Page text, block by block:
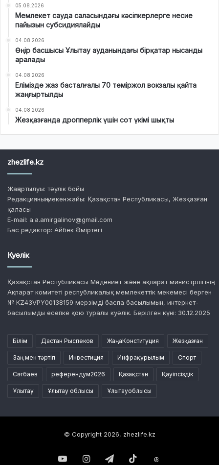
05.08.2026
Мемлекет сауда саласындағы кәсіпкерлерге несие
пайызын субсидиялайды
04.08.2026
Өңір басшысы Ұлытау ауданындағы бірқатар нысанды
аралады
04.08.2026
Елімізде жаз басталғалы 70 теміржол вокзалы қайта
жаңғыртылды
04.08.2026
Жезқазғанда дропперлік үшін сот үкімі шықты
zhezlife.kz
Жаңартылуы: тәулік бойы
Редакцияның мекенжайы: Қазақстан Республикасы, Жезқазған
қаласы
E-mail: a.a.amirgalinov@gmail.com
Бас редактор: Айбек Әміртегі
Куәлік
Қазақстан Республикасы Мәдениет және ақпарат министрлігінің
Ақпарат комитеті республикалық мемлекеттік мекемесі берген
№ KZ43VPY00138159 мерзімді баспа басылымын, интернет-
басылымды есепке қою туралы куәлік. Берілген күні: 30.12.2025
Білім Дастан Рыспеков ЖаңаКонституция Жезқазған
Заң мен тәртіп Инвестиция Инфрақұрылым Спорт
Сәтбаев референдум2026 Қазақстан Қауіпсіздік
Ұлытау Ұлытау облысы Ұлытауоблысы
© Copyright 2026, zhezlife.kz
YouTubeInstagramTelegramTikTok